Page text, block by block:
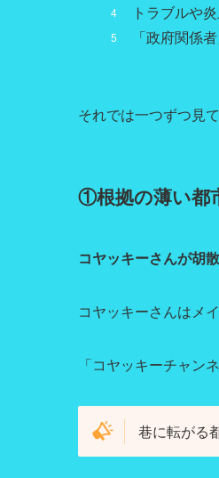
トラブルや
「政府関係
それでは一つずつ見
①根拠の薄い都
コヤッキーさんが胡
コヤッキーさんはメ
「コヤッキーチャン
巷に転がる